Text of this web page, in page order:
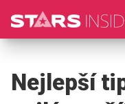
Nejlepší